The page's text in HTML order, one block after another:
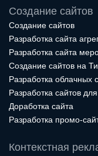
Создание сайтов
Создание сайтов
Разработка сайта
Разработка сайта
Создание сайтов на
Разработка облачных
Разработка сайтов
Доработка сайта
Разработка промо-
Контекстная